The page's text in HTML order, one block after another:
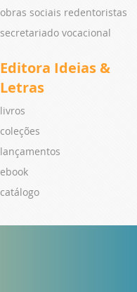
obras sociais redentoristas
secretariado vocacional
Editora Ideias &
Letras
livros
coleções
lançamentos
ebook
catálogo